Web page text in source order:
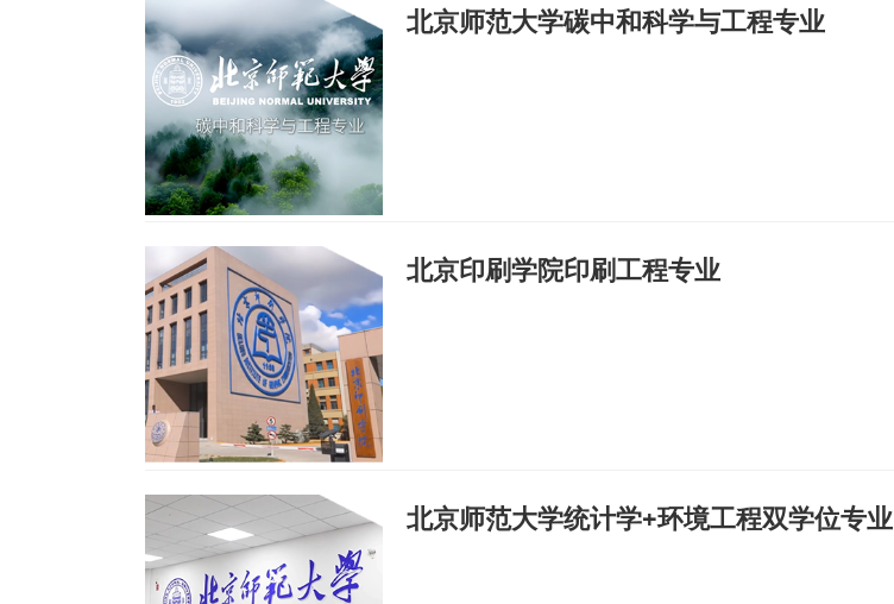
北京师范大学碳中和科学与工程专业
北京印刷学院印刷工程专业
北京师范大学统计学+环境工程双学位专业